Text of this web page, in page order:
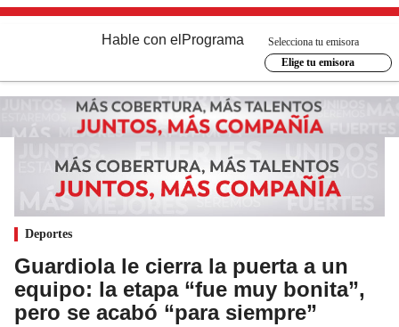
Hable con el Programa
Selecciona tu emisora
Elige tu emisora
Deportes
Guardiola le cierra la puerta a un
equipo: la etapa “fue muy bonita”,
pero se acabó “para siempre”